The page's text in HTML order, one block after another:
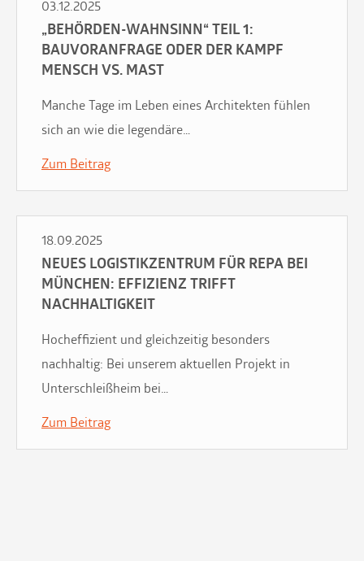
03.12.2025
„BEHÖRDEN-WAHNSINN“ TEIL 1:
BAUVORANFRAGE ODER DER KAMPF
MENSCH VS. MAST
Manche Tage im Leben eines Architekten fühlen
sich an wie die legendäre…
Zum Beitrag
18.09.2025
NEUES LOGISTIKZENTRUM FÜR REPA BEI
MÜNCHEN: EFFIZIENZ TRIFFT
NACHHALTIGKEIT
Hocheffizient und gleichzeitig besonders
nachhaltig: Bei unserem aktuellen Projekt in
Unterschleißheim bei…
Zum Beitrag